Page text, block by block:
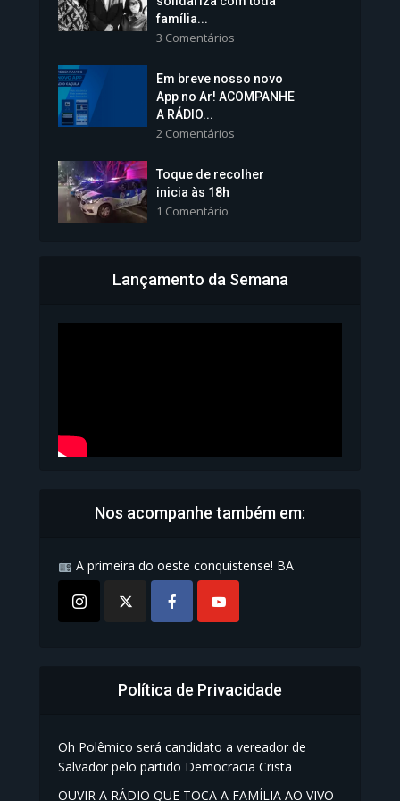
Vice-Prefeita Sheila Lemos
tomará posse nesta...
1.101 Modos de exibição
Bahia inicia emissão da
família...
3 Comentários
Em breve nosso novo
App no Ar! ACOMPANHE
A RÁDIO...
2 Comentários
Toque de recolher
inicia às 18h
1 Comentário
Lançamento da Semana
Nos acompanhe também em:
A primeira do oeste conquistense! BA
Política de Privacidade
Oh Polêmico será candidato a vereador de
Salvador pelo partido Democracia Cristã
OUVIR A RÁDIO QUE TOCA A FAMÍLIA AO VIVO